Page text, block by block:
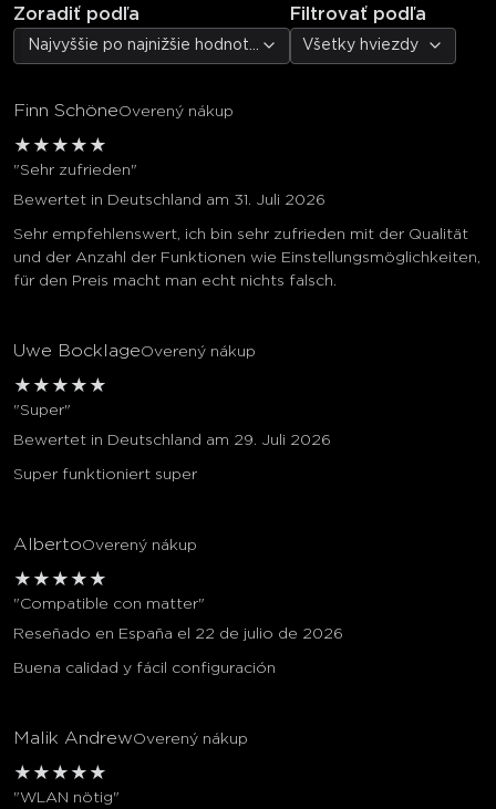
Zoradiť podľa
Najvyššie po najnižšie hodnotenie
Filtrovať podľa
Všetky hviezdy
Finn SchöneOverený nákup
★ ★ ★ ★ ★
"Sehr zufrieden"
Bewertet in Deutschland am 31. Juli 2026
Sehr empfehlenswert, ich bin sehr zufrieden mit der Qualität
und der Anzahl der Funktionen wie Einstellungsmöglichkeiten,
für den Preis macht man echt nichts falsch.
Uwe BocklageOverený nákup
★ ★ ★ ★ ★
"Super"
Bewertet in Deutschland am 29. Juli 2026
Super funktioniert super
AlbertoOverený nákup
★ ★ ★ ★ ★
"Compatible con matter"
Reseñado en España el 22 de julio de 2026
Buena calidad y fácil configuración
Malik AndrewOverený nákup
★ ★ ★ ★ ★
"WLAN nötig"